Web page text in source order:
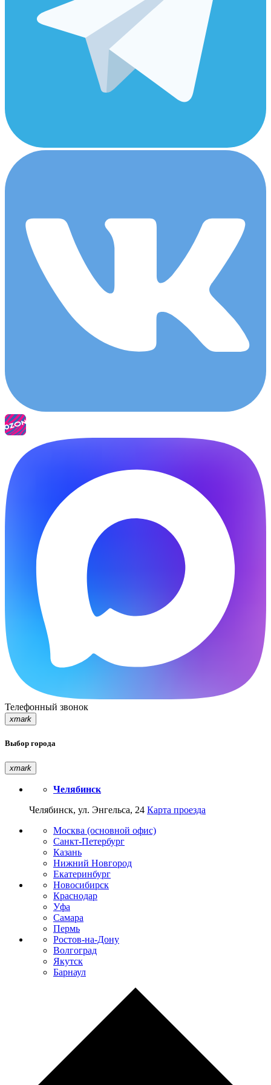
Телефонный звонок
xmark
Выбор города
xmark
Челябинск
Челябинск, ул. Энгельса, 24 Карта проезда
Москва (основной офис)
Санкт-Петербург
Казань
Нижний Новгород
Екатеринбург
Новосибирск
Краснодар
Уфа
Самара
Пермь
Ростов-на-Дону
Волгоград
Якутск
Барнаул